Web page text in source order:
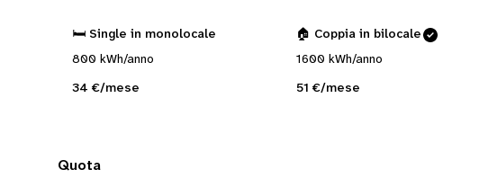
🛏️ Single in monolocale
800 kWh/anno
34 €/mese
🏠 Coppia in bilocale
1600 kWh/anno
51 €/mese
Quota